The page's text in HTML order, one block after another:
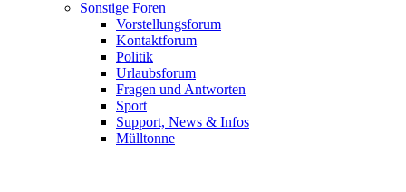
Sonstige Foren
Vorstellungsforum
Kontaktforum
Politik
Urlaubsforum
Fragen und Antworten
Sport
Support, News & Infos
Mülltonne